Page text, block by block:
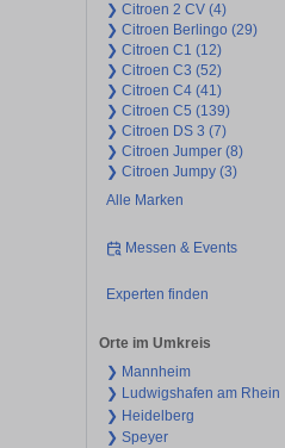
❯ Citroen 2 CV (4)
❯ Citroen Berlingo (29)
❯ Citroen C1 (12)
❯ Citroen C3 (52)
❯ Citroen C4 (41)
❯ Citroen C5 (139)
❯ Citroen DS 3 (7)
❯ Citroen Jumper (8)
❯ Citroen Jumpy (3)
Alle Marken
Messen & Events
Experten finden
Orte im Umkreis
❯ Mannheim
❯ Ludwigshafen am Rhein
❯ Heidelberg
❯ Speyer